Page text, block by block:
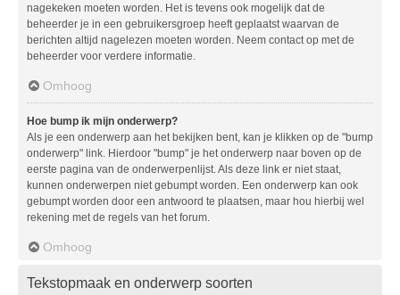
nagekeken moeten worden. Het is tevens ook mogelijk dat de
beheerder je in een gebruikersgroep heeft geplaatst waarvan de
berichten altijd nagelezen moeten worden. Neem contact op met de
beheerder voor verdere informatie.
Omhoog
Hoe bump ik mijn onderwerp?
Als je een onderwerp aan het bekijken bent, kan je klikken op de "bump
onderwerp" link. Hierdoor "bump" je het onderwerp naar boven op de
eerste pagina van de onderwerpenlijst. Als deze link er niet staat,
kunnen onderwerpen niet gebumpt worden. Een onderwerp kan ook
gebumpt worden door een antwoord te plaatsen, maar hou hierbij wel
rekening met de regels van het forum.
Omhoog
Tekstopmaak en onderwerp soorten